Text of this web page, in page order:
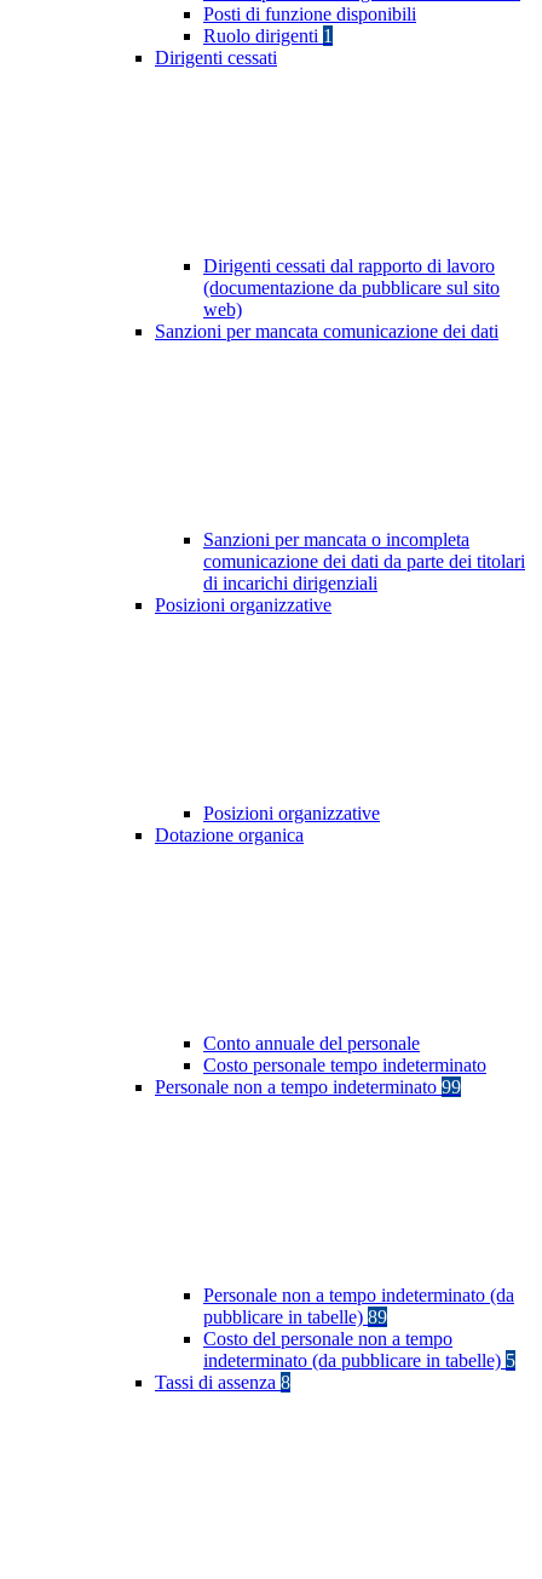
Posti di funzione disponibili
Ruolo dirigenti 1
Dirigenti cessati
Dirigenti cessati dal rapporto di lavoro
(documentazione da pubblicare sul sito
web)
Sanzioni per mancata comunicazione dei dati
Sanzioni per mancata o incompleta
comunicazione dei dati da parte dei titolari
di incarichi dirigenziali
Posizioni organizzative
Posizioni organizzative
Dotazione organica
Conto annuale del personale
Costo personale tempo indeterminato
Personale non a tempo indeterminato 99
Personale non a tempo indeterminato (da
pubblicare in tabelle) 89
Costo del personale non a tempo
indeterminato (da pubblicare in tabelle) 5
Tassi di assenza 8